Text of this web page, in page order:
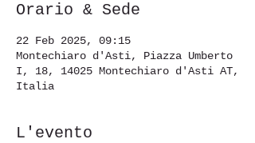
Orario & Sede
22 Feb 2025, 09:15
Montechiaro d'Asti, Piazza Umberto
I, 18, 14025 Montechiaro d'Asti AT,
Italia
L'evento